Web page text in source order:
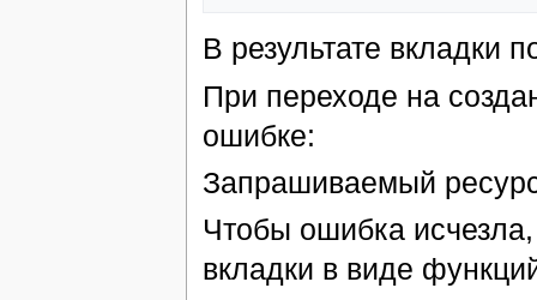
В результате вкладки
При переходе на
ошибке:
Запрашиваемый
Чтобы ошибка
вкладки в виде